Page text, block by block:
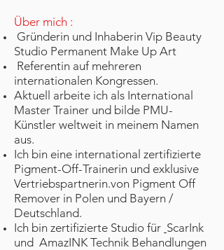
Über mich :
Gründerin und Inhaberin Vip Beauty
Studio Permanent Make Up Art
Referentin auf mehreren
internationalen Kongressen.
Aktuell arbeite ich als International
Master Trainer und bilde PMU-
Künstler weltweit in meinem Namen
aus.
Ich bin eine international zertifizierte
Pigment-Off-Trainerin und exklusive
Vertriebspartnerin.von Pigment Off
Remover in Polen und Bayern /
Deutschland.
Ich bin zertifizierte Studio für ScarInk
und AmazINK Technik Behandlungen